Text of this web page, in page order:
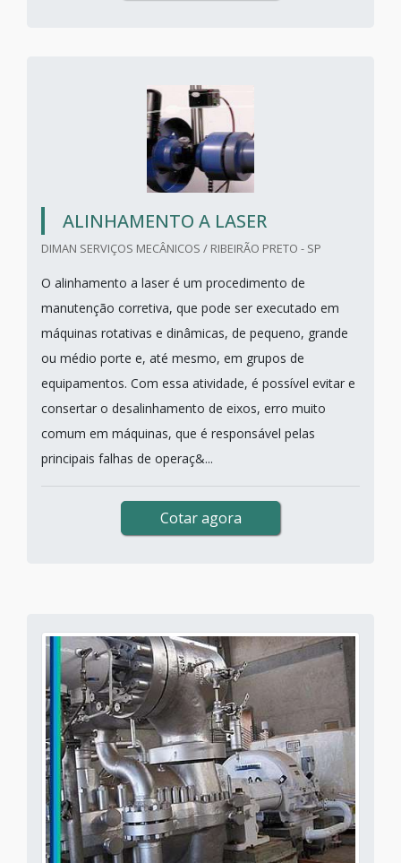
ALINHAMENTO A LASER
DIMAN SERVIÇOS MECÂNICOS / RIBEIRÃO PRETO - SP
O alinhamento a laser é um procedimento de
manutenção corretiva, que pode ser executado em
máquinas rotativas e dinâmicas, de pequeno, grande
ou médio porte e, até mesmo, em grupos de
equipamentos. Com essa atividade, é possível evitar e
consertar o desalinhamento de eixos, erro muito
comum em máquinas, que é responsável pelas
principais falhas de operaç&...
Cotar agora